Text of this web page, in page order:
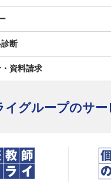
診断
資料請求
イグループのサ